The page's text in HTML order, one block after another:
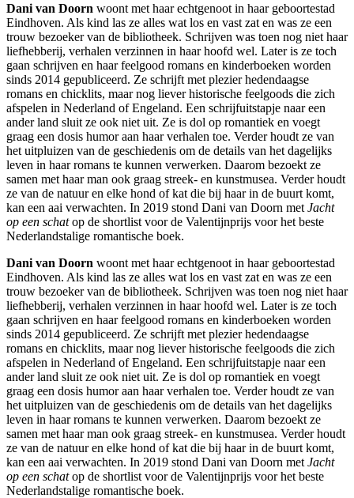
Dani van Doorn woont met haar echtgenoot in haar geboortestad
Eindhoven. Als kind las ze alles wat los en vast zat en was ze een
trouw bezoeker van de bibliotheek. Schrijven was toen nog niet haar
liefhebberij, verhalen verzinnen in haar hoofd wel. Later is ze toch
gaan schrijven en haar feelgood romans en kinderboeken worden
sinds 2014 gepubliceerd. Ze schrijft met plezier hedendaagse
romans en chicklits, maar nog liever historische feelgoods die zich
afspelen in Nederland of Engeland. Een schrijfuitstapje naar een
ander land sluit ze ook niet uit. Ze is dol op romantiek en voegt
graag een dosis humor aan haar verhalen toe. Verder houdt ze van
het uitpluizen van de geschiedenis om de details van het dagelijks
leven in haar romans te kunnen verwerken. Daarom bezoekt ze
samen met haar man ook graag streek- en kunstmusea. Verder houdt
ze van de natuur en elke hond of kat die bij haar in de buurt komt,
kan een aai verwachten. In 2019 stond Dani van Doorn met Jacht
op een schatop de shortlist voor de Valentijnprijs voor het beste
Nederlandstalige romantische boek.
Dani van Doorn woont met haar echtgenoot in haar geboortestad
Eindhoven. Als kind las ze alles wat los en vast zat en was ze een
trouw bezoeker van de bibliotheek. Schrijven was toen nog niet haar
liefhebberij, verhalen verzinnen in haar hoofd wel. Later is ze toch
gaan schrijven en haar feelgood romans en kinderboeken worden
sinds 2014 gepubliceerd. Ze schrijft met plezier hedendaagse
romans en chicklits, maar nog liever historische feelgoods die zich
afspelen in Nederland of Engeland. Een schrijfuitstapje naar een
ander land sluit ze ook niet uit. Ze is dol op romantiek en voegt
graag een dosis humor aan haar verhalen toe. Verder houdt ze van
het uitpluizen van de geschiedenis om de details van het dagelijks
leven in haar romans te kunnen verwerken. Daarom bezoekt ze
samen met haar man ook graag streek- en kunstmusea. Verder houdt
ze van de natuur en elke hond of kat die bij haar in de buurt komt,
kan een aai verwachten. In 2019 stond Dani van Doorn met Jacht
op een schatop de shortlist voor de Valentijnprijs voor het beste
Nederlandstalige romantische boek.